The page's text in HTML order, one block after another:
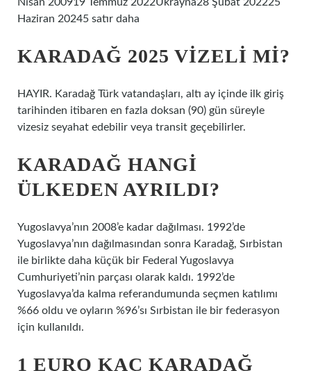
Haziran 20245 satır daha
KARADAĞ 2025 VIZELI MI?
HAYIR. Karadağ Türk vatandaşları, altı ay içinde ilk giriş
tarihinden itibaren en fazla doksan (90) gün süreyle
vizesiz seyahat edebilir veya transit geçebilirler.
KARADAĞ HANGI
ÜLKEDEN AYRILDI?
Yugoslavya’nın 2008’e kadar dağılması. 1992’de
Yugoslavya’nın dağılmasından sonra Karadağ, Sırbistan
ile birlikte daha küçük bir Federal Yugoslavya
Cumhuriyeti’nin parçası olarak kaldı. 1992’de
Yugoslavya’da kalma referandumunda seçmen katılımı
%66 oldu ve oyların %96’sı Sırbistan ile bir federasyon
için kullanıldı.
1 EURO KAÇ KARADAĞ